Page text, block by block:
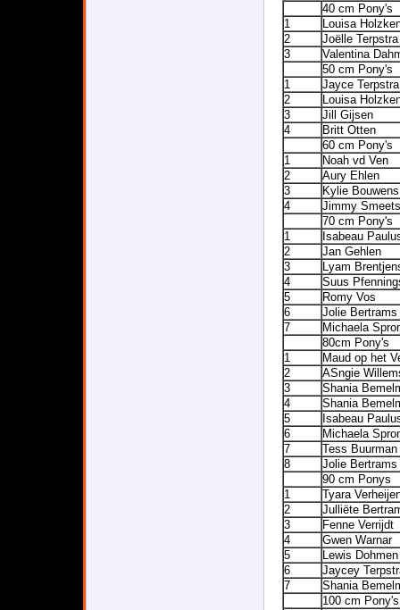
40 cm Pony's
1
Louisa
2
Joëlle Terpstra
3
Valentina
50 cm Pony's
1
Jayce Terpstra
2
Louisa
3
Jill Gijsen
4
Britt Otten
60 cm Pony's
1
Noah vd Ven
2
Aury Ehlen
3
Kylie Bouwens
4
Jimmy Smeets
70 cm Pony's
1
Isabeau
2
Jan Gehlen
3
Lyam
4
Suus
5
Romy Vos
6
Jolie Bertrams
7
Michaela
80cm Pony's
1
Maud op het
2
ASngie
3
Shania
4
Shania
5
Isabeau
6
Michaela
7
Tess Buurman
8
Jolie Bertrams
90 cm Ponys
1
Tyara
2
Julliëte
3
Fenne Verrijdt
4
Gwen Warnar
5
Lewis Dohmen
6
Jaycey
7
Shania
100 cm Pony's